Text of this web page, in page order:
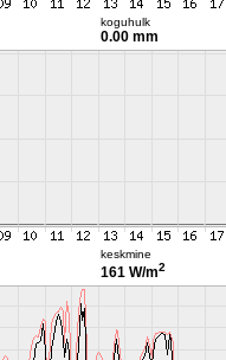
koguhulk
0.00 mm
keskmine
161 W/m2